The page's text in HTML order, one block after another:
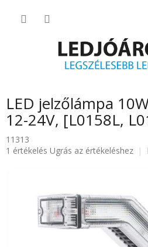
LED jelzőlámpa
12-24V, [L0158L,
11313
A1 értékelés Ugrás az értékeléshez